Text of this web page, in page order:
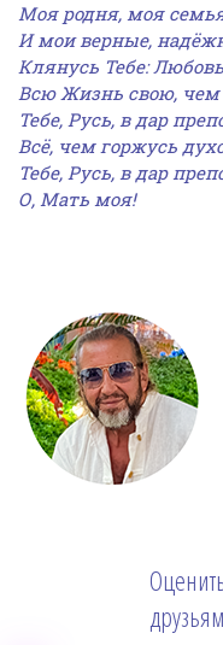
Моя родня, моя
И мои верные,
Клянусь Тебе:
Всю Жизнь свою, чем
Тебе, Русь, в дар
Всё, чем горжусь
Тебе, Русь, в дар
О, Мать моя!​